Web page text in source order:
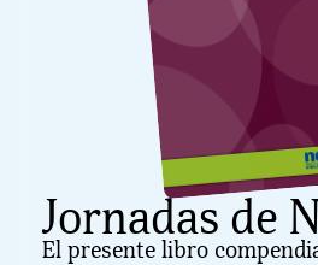
Jornadas de
El presente libro